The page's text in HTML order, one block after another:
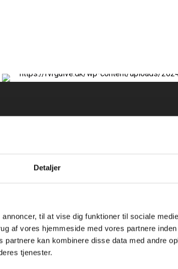
Detaljer
til at vise dig funktioner til sociale
af vores hjemmeside med vores partnere
partnere kan kombinere disse data med andre
tjenester.
us at